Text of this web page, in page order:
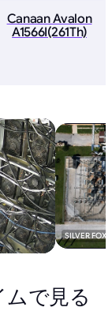
Canaan Avalon
A1566I(261Th)
SILVER FOX
で見る